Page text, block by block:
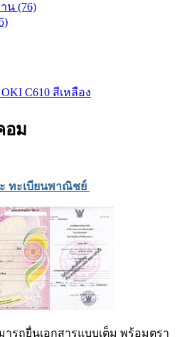
น (76)
C610 สีเหลือง
อม
ทะเบียนพาณิชย์
ารถยื่นเอกสารแบบเต็ม พร้อมตรา